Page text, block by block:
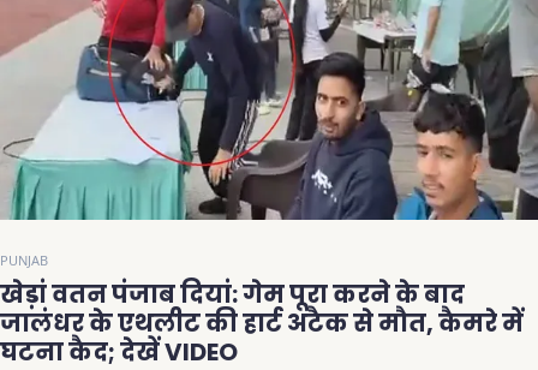
PUNJAB
खेड़ां वतन पंजाब दियां: गेम पूरा करने के बाद
जालंधर के एथलीट की हार्ट अटैक से मौत, कैमरे में
घटना कैद; देखें VIDEO